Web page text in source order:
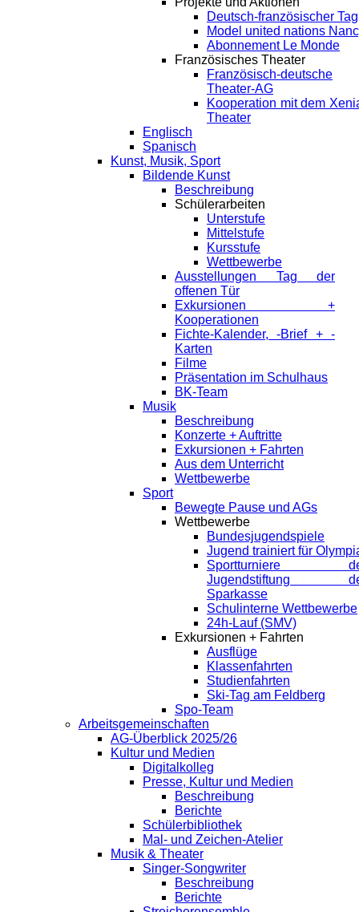
Deutsch-französischer Tag
Model united nations
Abonnement Le Monde
Französisches Theater
Französisch-deutsche
Theater-AG
Kooperation mit dem
Theater
Englisch
Spanisch
Kunst, Musik, Sport
Bildende Kunst
Beschreibung
Schülerarbeiten
Unterstufe
Mittelstufe
Kursstufe
Wettbewerbe
Ausstellungen Tag der
offenen Tür
Exkursionen +
Kooperationen
Fichte-Kalender, -Brief + -
Karten
Filme
Präsentation im Schulhaus
BK-Team
Musik
Beschreibung
Konzerte + Auftritte
Exkursionen + Fahrten
Aus dem Unterricht
Wettbewerbe
Sport
Bewegte Pause und AGs
Wettbewerbe
Bundesjugendspiele
Jugend trainiert für
Sportturniere
Jugendstiftung
Sparkasse
Schulinterne Wettbewerbe
24h-Lauf (SMV)
Exkursionen + Fahrten
Ausflüge
Klassenfahrten
Studienfahrten
Ski-Tag am Feldberg
Spo-Team
Arbeitsgemeinschaften
AG-Überblick 2025/26
Kultur und Medien
Digitalkolleg
Presse, Kultur und Medien
Beschreibung
Berichte
Schülerbibliothek
Mal- und Zeichen-Atelier
Musik & Theater
Singer-Songwriter
Beschreibung
Berichte